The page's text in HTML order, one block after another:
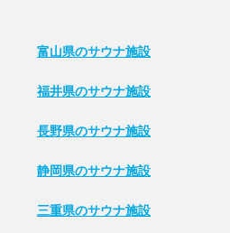
富山県のサウナ施設
福井県のサウナ施設
長野県のサウナ施設
静岡県のサウナ施設
三重県のサウナ施設